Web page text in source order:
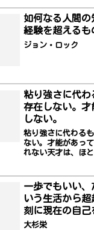
如何なる人間
経験を超えるも
ジョン・ロック
粘り強さに代
存在しない。
しない。
粘り強さに代わる
ない。才能があっ
れない天才は、ほ
ている。粘れとい
の問題を解決して
決していくだろう
ジNothing in the
place of
一歩でもいい、
いう生活から
刻に現在の自
い。
大杉栄